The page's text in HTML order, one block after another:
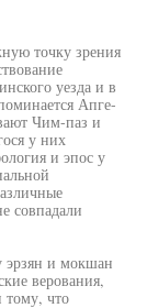
точку зрения
уезда и в
Апге-
Чим-паз и
у них
и эпос у
совпадали
эрзян и мокшан
верования,
тому, что